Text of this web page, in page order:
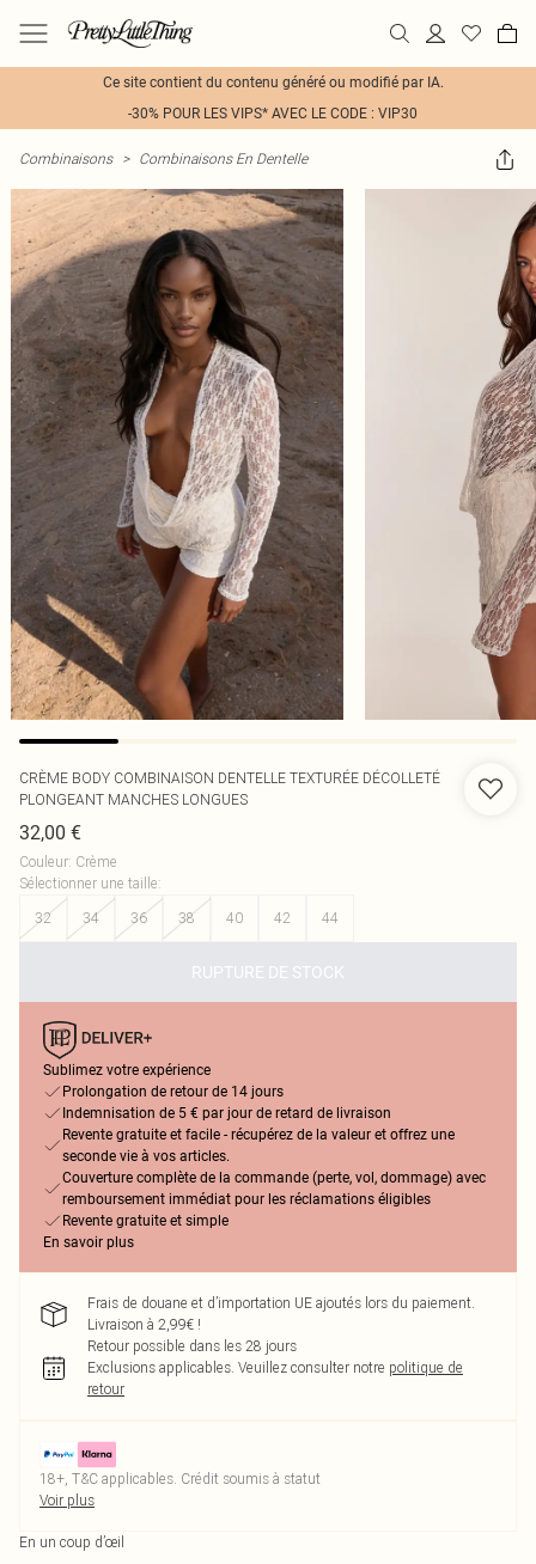
Ce site contient du contenu généré ou modifié par IA.
-30% POUR LES VIPS* AVEC LE CODE : VIP30
Combinaisons > Combinaisons En Dentelle
CRÈME BODY COMBINAISON DENTELLE TEXTURÉE DÉCOLLETÉ
PLONGEANT MANCHES LONGUES
32,00 €
Couleur: Crème
Sélectionner une taille:
32
34 36 38 40 42 44
RUPTURE DE STOCK
Sublimez votre expérience
Prolongation de retour de 14 jours
Indemnisation de 5 € par jour de retard de livraison
Revente gratuite et facile - récupérez de la valeur et offrez une
seconde vie à vos articles.
Couverture complète de la commande (perte, vol, dommage) avec
remboursement immédiat pour les réclamations éligibles
Revente gratuite et simple
En savoir plus
Frais de douane et d’importation UE ajoutés lors du paiement.
Livraison à 2,99€ !
Retour possible dans les 28 jours
Exclusions applicables. Veuillez consulter notre politique de
retour
18+, T&C applicables. Crédit soumis à statut
Voir plus
En un coup d’œil